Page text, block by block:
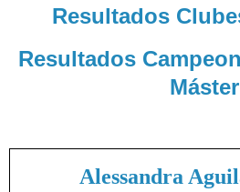
Resultados
Resultados
Máster
Alessandra